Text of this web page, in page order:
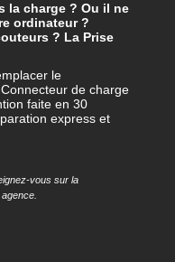
la charge ? Ou il ne
ordinateur ?
? La Prise
le
de charge
faite en 30
express et
vous sur la